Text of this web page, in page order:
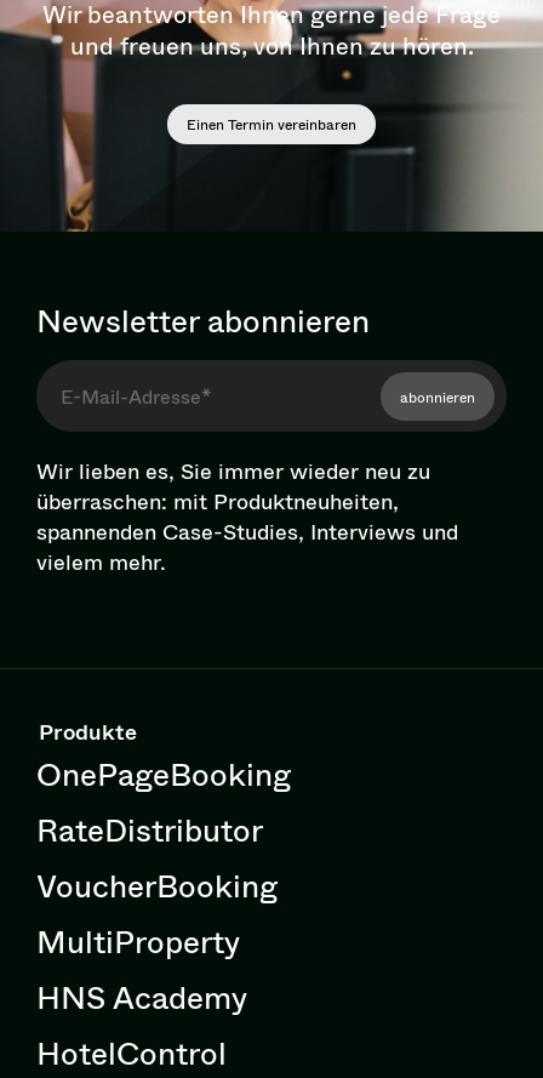
Wir beantworten Ihnen gerne jede Frage
und freuen uns, von Ihnen zu hören.
Einen Termin vereinbaren
Newsletter abonnieren
abonnieren
Wir lieben es, Sie immer wieder neu zu
überraschen: mit Pro­dukt­neu­hei­ten,
spannenden Case-Studies, Interviews und
vielem mehr.
Produkte
OnePageBooking
RateDistributor
VoucherBooking
MultiProperty
HNS Academy
HotelControl